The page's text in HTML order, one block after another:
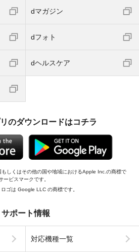
dマガジン
dフォト
dヘルスケア
のダウンロードはコチラ
しくはその他の国や地域におけるApple Inc.の商標で
ビスマークです。
ゴは Google LLC の商標です。
サポート情報
対応機種一覧